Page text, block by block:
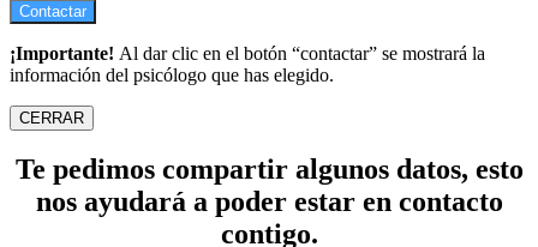
Contactar
¡Importante! Al dar clic en el botón “contactar” se mostrará la
información del psicólogo que has elegido.
CERRAR
Te pedimos compartir algunos datos, esto
nos ayudará a poder estar en contacto
contigo.